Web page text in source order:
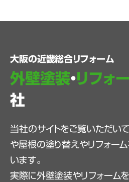
大阪の近畿総合リフォーム
外壁塗装・リフォ
社
当社のサイトをご覧いただい
や屋根の塗り替えやリフォー
います。
実際に外壁塗装やリフォーム